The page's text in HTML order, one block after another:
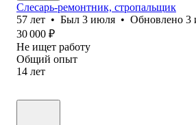
Слесарь-ремонтник, стропальщик
57 лет • Был 3 июля • Обновлено 3
30 000 ₽
Не ищет работу
Общий опыт
14 лет